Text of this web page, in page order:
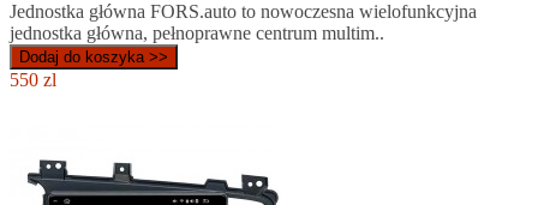
Jednostka główna FORS.auto to nowoczesna wielofunkcyjna
jednostka główna, pełnoprawne centrum multim..
Dodaj do koszyka >>
550 zl